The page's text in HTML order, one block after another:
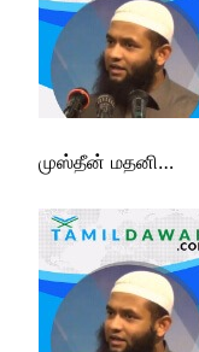
முஸ்தீன் மதனி…